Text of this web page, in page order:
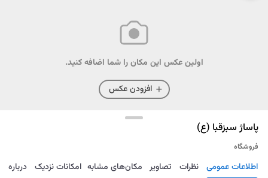
اولین عکس این مکان را شما اضافه کنید.
افزودن عکس
پاساژ سبزقبا (ع)
فروشگاه
مسیریابی ذخیره ارسال تماس اطلاعات عمومی نظرات تصاویر مکان‌های مشابه امکانات نزدیک درباره